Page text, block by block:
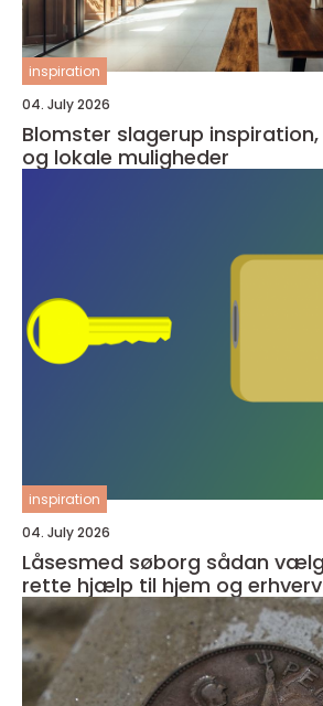
inspiration
04. July 2026
Blomster slagerup inspiration, anledninger
og lokale muligheder
inspiration
04. July 2026
Låsesmed søborg sådan vælger du den
rette hjælp til hjem og erhverv